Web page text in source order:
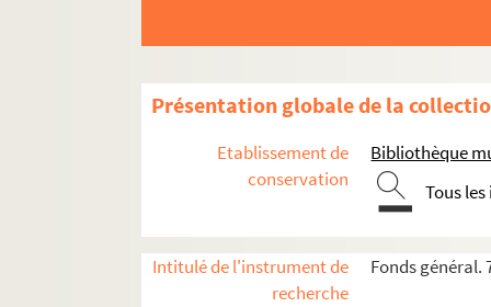
Présentation globale de la
Etablissement de
conservation
Bibliothèque
Tous
Intitulé de l'instrument de
recherche
Fonds général.
Ms 2914. "Catalogue des titres de la
Ms 2916. Classement et inventaire des
Ms 2917. "N° A 1 à A 56. Labrède.
Ms 2918. "N° A 57 à A 70. Labrède (un
A 57. Echange (22 juillet 1838) entre